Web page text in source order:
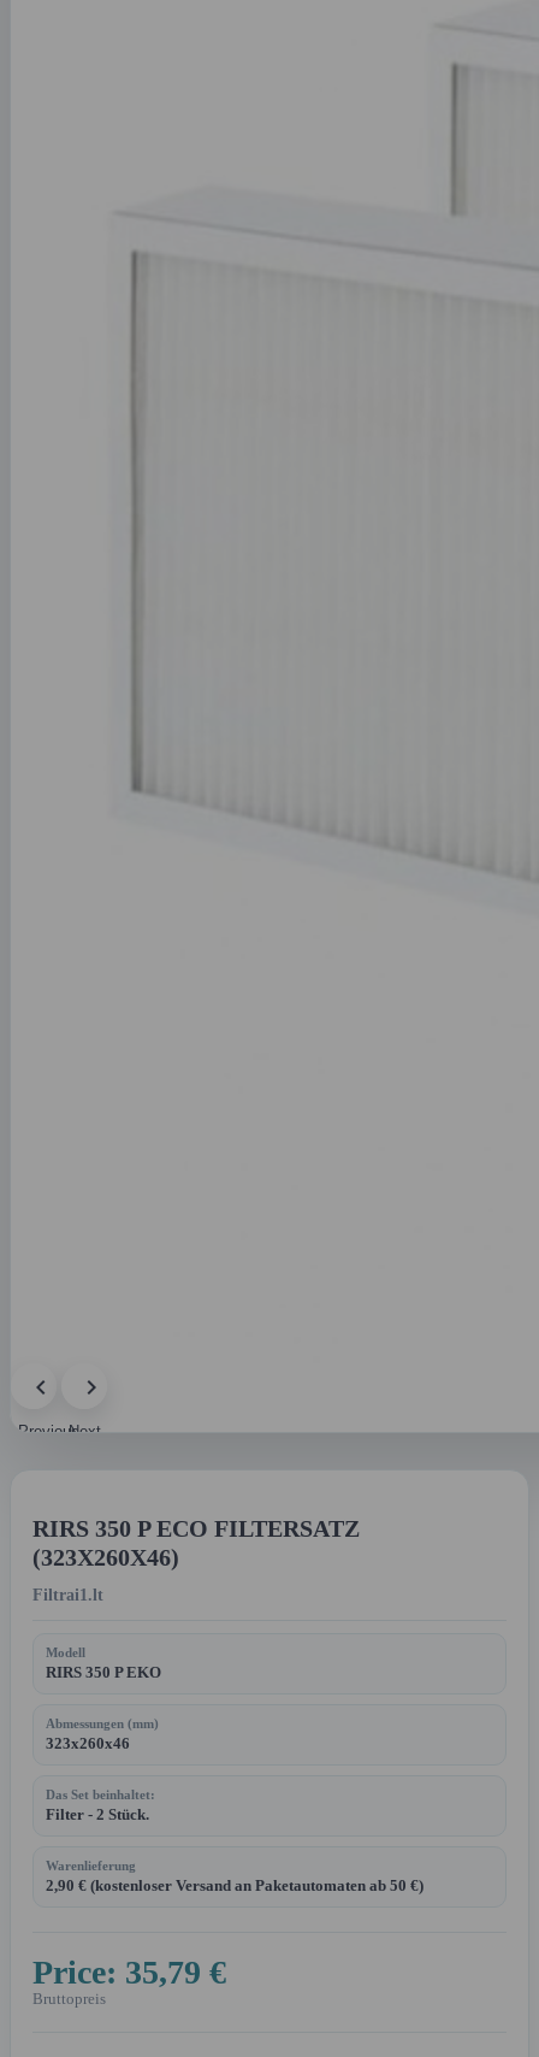
PreviousNext
RIRS 350 P ECO FILTERSATZ
(323X260X46)
Filtrai1.lt
Modell
RIRS 350 P EKO
Abmessungen (mm)
323x260x46
Das Set beinhaltet:
Filter - 2 Stück.
Warenlieferung
2,90 € (kostenloser Versand an Paketautomaten ab 50 €)
Price: 35,79 €
Bruttopreis